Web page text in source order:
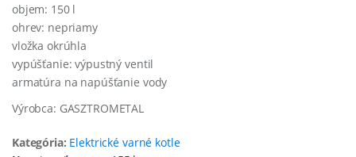
objem: 150 l
ohrev: nepriamy
vložka okrúhla
vypúšťanie: výpustný ventil
armatúra na napúšťanie vody
Výrobca: GASZTROMETAL
Kategória: Elektrické varné kotle